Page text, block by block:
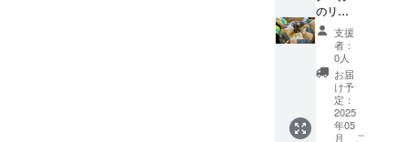
1,000,0
00円の
ご支援
ニュー
です。
(マグ
カップ
サイ
のリ
ターン
となり
ます。
【備考
欄にお
名前を
記載く
ださ
支援
者：
0人
お届
け予
定：
2025
年05
月
こ